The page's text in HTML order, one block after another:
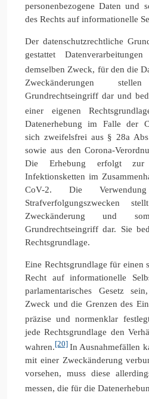
personenbezogene Daten und
des Rechts auf informationelle
Der datenschutzrechtliche
gestattet
demselben Zweck, für den die
Zweckänderungen
Grundrechtseingriff dar und
einer eigenen
Datenerhebung im Falle der
sich zweifelsfrei aus § 28a
sowie aus den Corona-
Die Erhebung erfolgt zur
Infektionsketten im
CoV-2. Die
Strafverfolgungszwecken
Zweckänderung und
Grundrechtseingriff dar. Sie
Rechtsgrundlage.
Eine Rechtsgrundlage für einen
Recht auf informationelle
parlamentarisches Gesetz
Zweck und die Grenzen des
präzise und normenklar
jede Rechtsgrundlage den
wahren.[20] In Ausnahmefällen
mit einer Zweckänderung
vorsehen, muss diese
messen, die für die